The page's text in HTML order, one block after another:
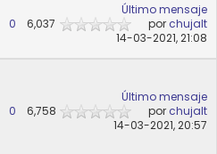
0 6,037
Último mensaje
por chujalt
14-03-2021, 21:08
0 6,758
Último mensaje
por chujalt
14-03-2021, 20:57